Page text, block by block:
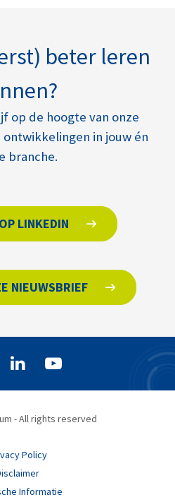
beter leren
op de hoogte van onze
in jouw én
branche.
LINKEDIN
NIEUWSBRIEF
- All rights reserved
Policy
Informatie